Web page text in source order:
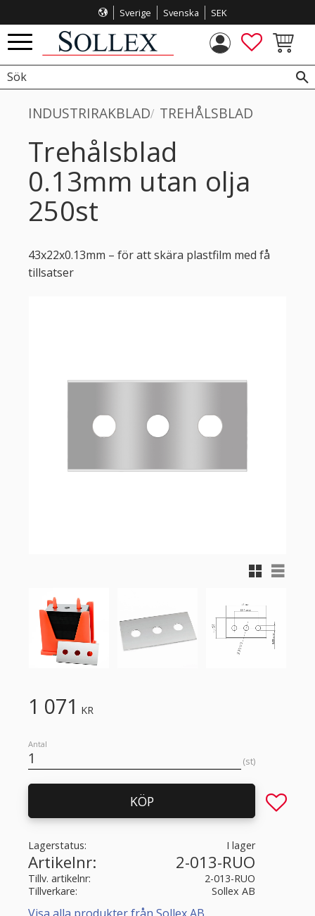
Meny
Sverige Svenska SEK
FAVORITER
INDUSTRIRAKBLAD TREHÅLSBLAD
Trehålsblad
0.13mm utan olja
250st
43x22x0.13mm – för att skära plastfilm med få
tillsatser
Rutnätsvy
Listvy
1 071 KR
Antal
st
KÖP Lägg till
Lagerstatus I lager
Artikelnr 2-013-RUO
Tillv. artikelnr
2-013-RUO
Tillverkare
Sollex AB